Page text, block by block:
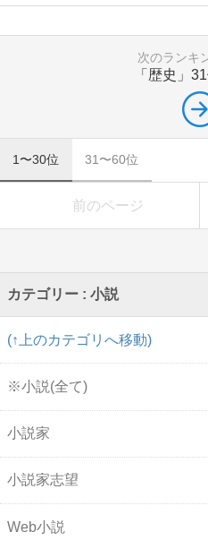
次のランキ
「歴史」
1〜30位 31〜60位
前のページ
カテゴリー : 小説
(↑上のカテゴリへ移動)
※小説(全て)
小説家
小説家志望
Web小説